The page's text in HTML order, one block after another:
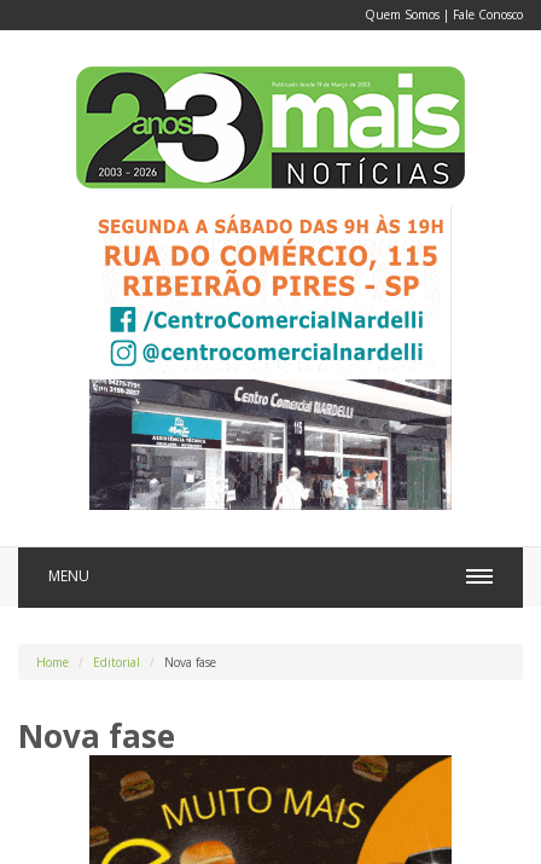
Quem Somos | Fale Conosco
MENU
Home Editorial Nova fase
Nova fase